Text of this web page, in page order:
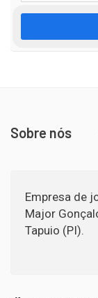
Sobre nós
Empresa de
Major
Tapuio (PI).